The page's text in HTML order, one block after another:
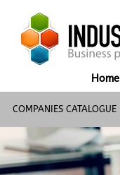
Home
COMPANIES CATALOGUE